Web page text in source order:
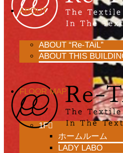
ABOUT
ABOUT “Re-TAiL”
ABOUT THIS
FLOOR MAP
1F
ホームルーム
LADY LABO
7/7)